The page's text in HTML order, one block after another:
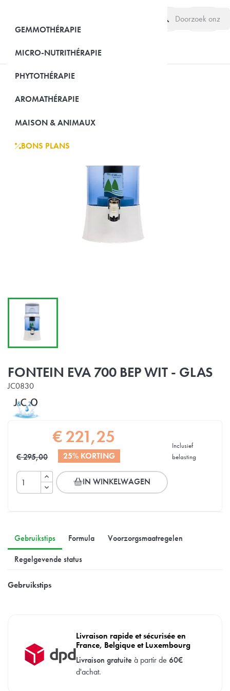
search
(0)
GEMMOTHÉRAPIE
MICRO-NUTRITHÉRAPIE
PHYTOTHÉRAPIE
AROMATHÉRAPIE
MAISON & ANIMAUX
BONS PLANS
-25%
FONTEIN EVA 700 BEP WIT - GLAS
JC0830
€ 295,00
€ 221,25
25% KORTING
Inclusief
belasting
IN WINKELWAGEN
Gebruikstips Formula
Voorzorgsmaatregelen
Regelgevende status
Gebruikstips
Livraison rapide et sécurisée en
France, Belgique et Luxembourg
Livraison gratuite à partir de 60€
d'achat.